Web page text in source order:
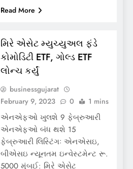
Read More
મિરે એસેટ મ્યુચ્યુઅલ ફંડે
કોમોડિટી ETF, ગોલ્ડ ETF
લોન્ચ કર્યું
businessgujarat
February 9, 2023
0 1 mins
એનએફઓ ખુલશે 9 ફેબ્રુઆરી
એનએફઓ બંધ થશે 15
ફેબ્રુઆરી લિસ્ટિંગઃ એનએસઇ,
બીએસઇ ન્યૂનતમ ઇન્વેસ્ટમેન્ટ રૂ.
5000 મુંબઈ: મિરે એસેટ